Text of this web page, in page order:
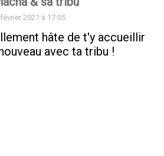
2021 à 17:05
hâte de t'y accueillir
avec ta tribu !